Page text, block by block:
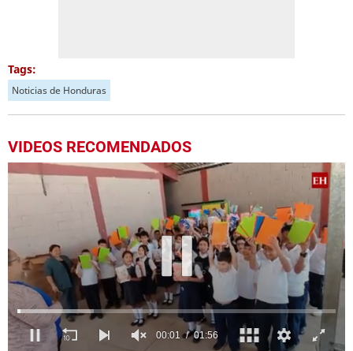
Tags:
Noticias de Honduras
VIDEOS RECOMENDADOS